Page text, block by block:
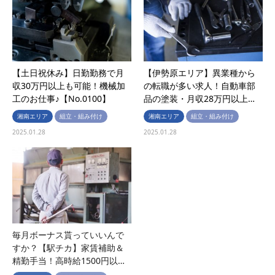
【土日祝休み】日勤勤務で月
収30万円以上も可能！機械加
工のお仕事♪【No.0100】
湘南エリア
組立・組み付け
2025.01.28
【伊勢原エリア】異業種から
の転職が多い求人！自動車部
品の塗装・月収28万円以上…
湘南エリア
組立・組み付け
2025.01.28
毎月ボーナス貰っていいんで
すか？【駅チカ】家賃補助＆
精勤手当！高時給1500円以…